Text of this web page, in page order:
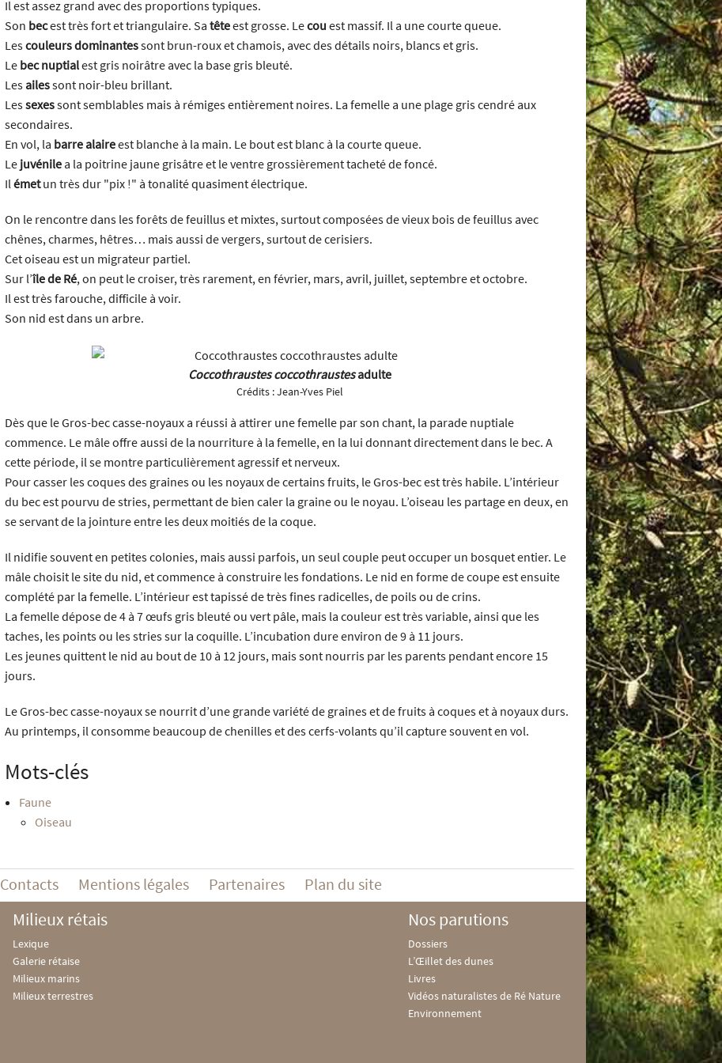
Il est assez grand avec des proportions typiques.
Son becest très fort et triangulaire. Sa têteest grosse. Lecou est massif. Il a une courte queue.
Lescouleurs dominantessont brun-roux et chamois, avec des détails noirs, blancs et gris.
Le bec nuptialest gris noirâtre avec la base gris bleuté.
Les ailessont noir-bleu brillant.
Lessexessont semblables mais à rémiges entièrement noires. La femelle a une plage gris cendré aux
secondaires.
En vol, la barre alaireest blanche à la main. Le bout est blanc à la courte queue.
Le juvénile a la poitrine jaune grisâtre et le ventre grossièrement tacheté de foncé.
Il émetun très dur "pix !" à tonalité quasiment électrique.
On le rencontre dans les forêts de feuillus et mixtes, surtout composées de vieux bois de feuillus avec
chênes, charmes, hêtres… mais aussi de vergers, surtout de cerisiers.
Cet oiseau est un migrateur partiel.
Sur l’île de Ré, on peut le croiser, très rarement, en février, mars, avril, juillet, septembre et octobre.
Il est très farouche, difficile à voir.
Son nid est dans un arbre.
Coccothraustes coccothraustesadulte
Crédits :Jean-Yves Piel
Dès que le Gros-bec casse-noyaux a réussi à attirer une femelle par son chant, la parade nuptiale
commence. Le mâle offre aussi de la nourriture à la femelle, en la lui donnant directement dans le bec. A
cette période, il se montre particulièrement agressif et nerveux.
Pour casser les coques des graines ou les noyaux de certains fruits, le Gros-bec est très habile. L’intérieur
du bec est pourvu de stries, permettant de bien caler la graine ou le noyau. L’oiseau les partage en deux, en
se servant de la jointure entre les deux moitiés de la coque.
Il nidifie souvent en petites colonies, mais aussi parfois, un seul couple peut occuper un bosquet entier. Le
mâle choisit le site du nid, et commence à construire les fondations. Le nid en forme de coupe est ensuite
complété par la femelle. L’intérieur est tapissé de très fines radicelles, de poils ou de crins.
La femelle dépose de 4 à 7 œufs gris bleuté ou vert pâle, mais la couleur est très variable, ainsi que les
taches, les points ou les stries sur la coquille. L’incubation dure environ de 9 à 11 jours.
Les jeunes quittent le nid au bout de 10 à 12 jours, mais sont nourris par les parents pendant encore 15
jours.
Le Gros-bec casse-noyaux se nourrit d’une grande variété de graines et de fruits à coques et à noyaux durs.
Au printemps, il consomme beaucoup de chenilles et des cerfs-volants qu’il capture souvent en vol.
Mots-clés
Faune
Oiseau
Contacts Mentions légales Partenaires Plan du site
Milieux rétais
Lexique
Galerie rétaise
Milieux marins
Milieux terrestres
Nos parutions
Dossiers
L’Œillet des dunes
Livres
Vidéos naturalistes de Ré Nature
Environnement